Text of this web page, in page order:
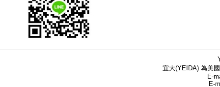
宜大(YEIDA) 為美
E-
E-